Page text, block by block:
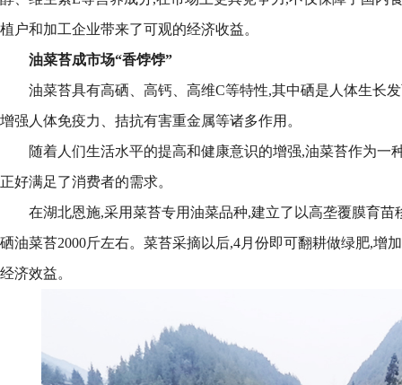
植户和加工企业带来了可观的经济收益。
油菜苔成市场“香饽饽”
油菜苔具有高硒、高钙、高维C等特性,其中硒是人体生长
增强人体免疫力、拮抗有害重金属等诸多作用。
随着人们生活水平的提高和健康意识的增强,油菜苔作为一
正好满足了消费者的需求。
在湖北恩施,采用菜苔专用油菜品种,建立了以高垄覆膜育苗
硒油菜苔2000斤左右。菜苔采摘以后,4月份即可翻耕做绿肥,增
经济效益。